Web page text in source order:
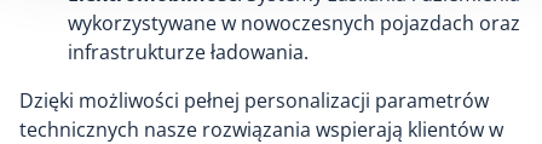
wykorzystywane w nowoczesnych pojazdach oraz
infrastrukturze ładowania.
Dzięki możliwości pełnej personalizacji parametrów
technicznych nasze rozwiązania wspierają klientów w